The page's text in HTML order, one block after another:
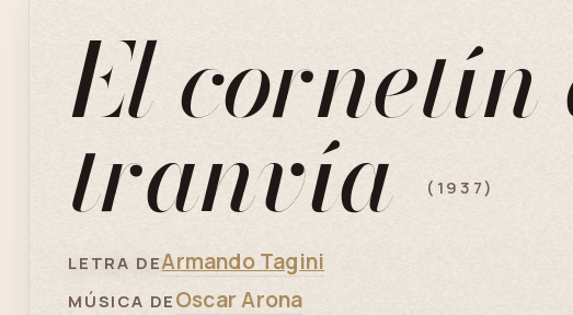
El cornetín
tranvía (1937)
LETRA DEArmando Tagini
MÚSICA DE Oscar Arona